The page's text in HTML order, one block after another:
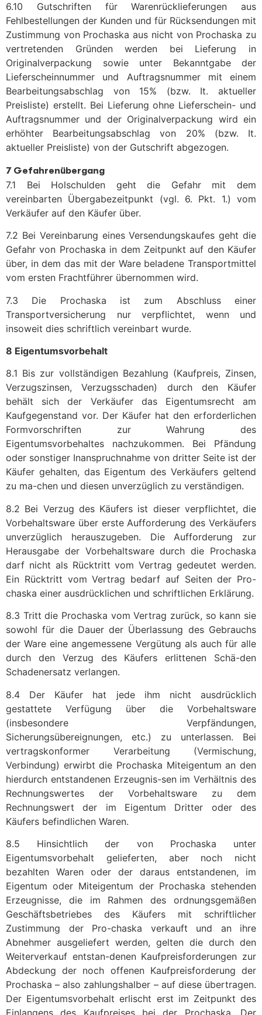
6.10 Gutschriften für Warenrücklieferungen aus
Fehlbestellungen der Kunden und für Rücksendungen mit
Zustimmung von Prochaska aus nicht von Prochaska zu
vertretenden Gründen werden bei Lieferung in
Originalverpackung sowie unter Bekanntgabe der
Lieferscheinnummer und Auftragsnummer mit einem
Bearbeitungsabschlag von 15% (bzw. It. aktueller
Preisliste) erstellt. Bei Lieferung ohne Lieferschein- und
Auftragsnummer und der Originalverpackung wird ein
erhöhter Bearbeitungsabschlag von 20% (bzw. It.
aktueller Preisliste) von der Gutschrift abgezogen.
7 Gefahrenübergang
7.1 Bei Holschulden geht die Gefahr mit dem
vereinbarten Übergabezeitpunkt (vgl. 6. Pkt. 1.) vom
Verkäufer auf den Käufer über.
7.2 Bei Vereinbarung eines Versendungskaufes geht die
Gefahr von Prochaska in dem Zeitpunkt auf den Käufer
über, in dem das mit der Ware beladene Transportmittel
vom ersten Frachtführer übernommen wird.
7.3 Die Prochaska ist zum Abschluss einer
Transportversicherung nur verpflichtet, wenn und
insoweit dies schriftlich vereinbart wurde.
8 Eigentumsvorbehalt
8.1 Bis zur vollständigen Bezahlung (Kaufpreis, Zinsen,
Verzugszinsen, Verzugsschaden) durch den Käufer
behält sich der Verkäufer das Eigentumsrecht am
Kaufgegenstand vor. Der Käufer hat den erforderlichen
Formvorschriften zur Wahrung des
Eigentumsvorbehaltes nachzukommen. Bei Pfändung
oder sonstiger Inanspruchnahme von dritter Seite ist der
Käufer gehalten, das Eigentum des Verkäufers geltend
zu ma-chen und diesen unverzüglich zu verständigen.
8.2 Bei Verzug des Käufers ist dieser verpflichtet, die
Vorbehaltsware über erste Aufforderung des Verkäufers
unverzüglich herauszugeben. Die Aufforderung zur
Herausgabe der Vorbehaltsware durch die Prochaska
darf nicht als Rücktritt vom Vertrag gedeutet werden.
Ein Rücktritt vom Vertrag bedarf auf Seiten der Pro-
chaska einer ausdrücklichen und schriftlichen Erklärung.
8.3 Tritt die Prochaska vom Vertrag zurück, so kann sie
sowohl für die Dauer der Überlassung des Gebrauchs
der Ware eine angemessene Vergütung als auch für alle
durch den Verzug des Käufers erlittenen Schä-den
Schadenersatz verlangen.
8.4 Der Käufer hat jede ihm nicht ausdrücklich
gestattete Verfügung über die Vorbehaltsware
(insbesondere Verpfändungen,
Sicherungsübereignungen, etc.) zu unterlassen. Bei
vertragskonformer Verarbeitung (Vermischung,
Verbindung) erwirbt die Prochaska Miteigentum an den
hierdurch entstandenen Erzeugnis-sen im Verhältnis des
Rechnungswertes der Vorbehaltsware zu dem
Rechnungswert der im Eigentum Dritter oder des
Käufers befindlichen Waren.
8.5 Hinsichtlich der von Prochaska unter
Eigentumsvorbehalt gelieferten, aber noch nicht
bezahlten Waren oder der daraus entstandenen, im
Eigentum oder Miteigentum der Prochaska stehenden
Erzeugnisse, die im Rahmen des ordnungsgemäßen
Geschäftsbetriebes des Käufers mit schriftlicher
Zustimmung der Pro-chaska verkauft und an ihre
Abnehmer ausgeliefert werden, gelten die durch den
Weiterverkauf entstan-denen Kaufpreisforderungen zur
Abdeckung der noch offenen Kaufpreisforderung der
Prochaska – also zahlungshalber – auf diese übertragen.
Der Eigentumsvorbehalt erlischt erst im Zeitpunkt des
Einlangens des Kaufpreises bei der Prochaska. Der